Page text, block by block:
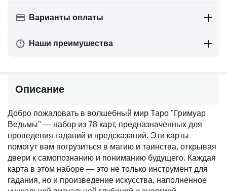
Варианты оплаты
Наши преимушества
Описание
Добро пожаловать в волшебный мир Таро "Гримуар
Ведьмы" — набор из 78 карт, предназначенных для
проведения гаданий и предсказаний. Эти карты
помогут вам погрузиться в магию и таинства, открывая
двери к самопознанию и пониманию будущего. Каждая
карта в этом наборе — это не только инструмент для
гадания, но и произведение искусства, наполненное